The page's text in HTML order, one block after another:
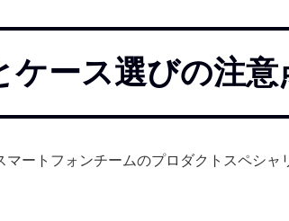
ケース選びの注意
マートフォンチームのプロダクトスペシャ